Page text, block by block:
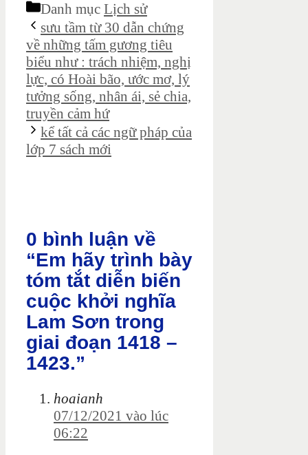
Danh mục Lịch sử
sưu tầm từ 30 dẫn chứng
về những tấm gương tiêu
biểu như : trách nhiệm, nghị
lực, có Hoài bão, ước mơ, lý
tưởng sống, nhân ái, sẻ chia,
truyền cảm hứ
kể tất cả các ngữ pháp của
lớp 7 sách mới
0 bình luận về
“Em hãy trình bày
tóm tắt diễn biến
cuộc khởi nghĩa
Lam Sơn trong
giai đoạn 1418 –
1423.”
hoaianh
07/12/2021 vào lúc
06:22